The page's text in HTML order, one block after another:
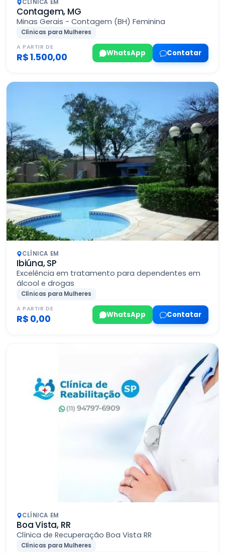
CLÍNICA EM
Contagem, MG
Minas Gerais - Contagem (BH) Feminina
Clínicas para Mulheres
A PARTIR DE
R$ 1.500,00 WhatsApp Contatar
CLÍNICA EM
Ibiúna, SP
Excelência em tratamento para dependentes em
álcool e drogas
Clínicas para Mulheres
A PARTIR DE
R$ 0,00 WhatsApp Contatar
CLÍNICA EM
Boa Vista, RR
Clínica de Recuperação Boa Vista RR
Clínicas para Mulheres